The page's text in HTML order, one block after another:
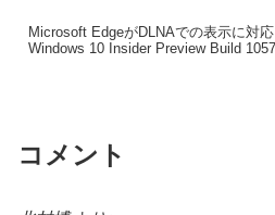
Microsoft EdgeがDLNAでの表示に対応
Windows 10 Insider Preview Build
コメント